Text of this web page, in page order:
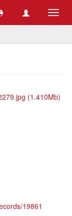
(1.410Mb)
19861